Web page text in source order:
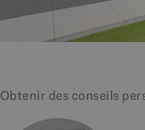
Obtenir des conseils